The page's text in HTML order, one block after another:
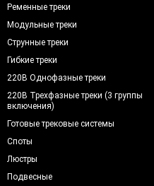
Ременные треки
Модульные треки
Струнные треки
Гибкие треки
220В Однофазные треки
220В Трехфазные треки (3 группы
включения)
Готовые трековые системы
Споты
Люстры
Подвесные